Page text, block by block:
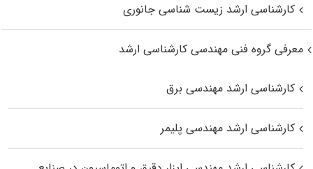
کارشناسی ارشد زیست‌ شناسی جانوری
معرفی گروه فنی مهندسی کارشناسی ارشد
کارشناسی ارشد مهندسی برق
کارشناسی ارشد مهندسی پلیمر